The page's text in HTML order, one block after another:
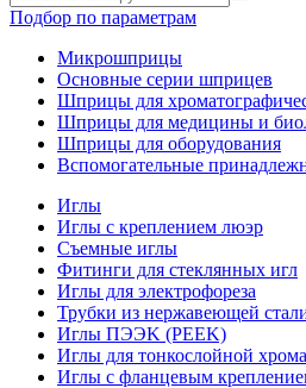
Подбор по параметрам
Микрошприцы
Основные серии шприцев
Шприцы для
Шприцы для медицины и
Шприцы для оборудования
Вспомогательные
Иглы
Иглы с креплением люэр
Съемные иглы
Фитинги для стеклянных игл
Иглы для электрофореза
Трубки из нержавеющей
Иглы ПЭЭK (PEEK)
Иглы для тонкослойной
Иглы с фланцевым